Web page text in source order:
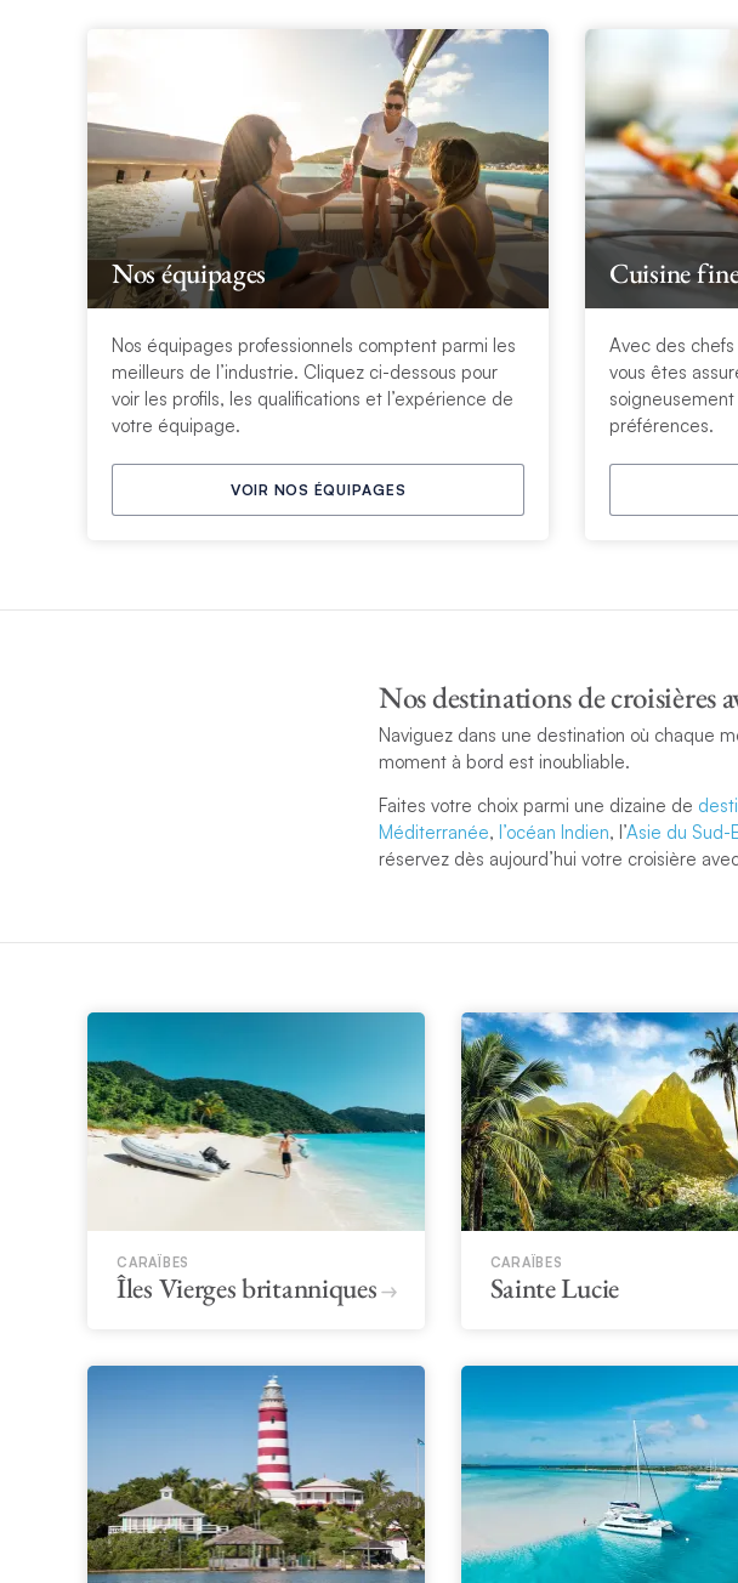
Nos équipages
Nos équipages professionnels comptent parmi les
meilleurs de l’industrie. Cliquez ci-dessous pour
voir les profils, les qualifications et l’expérience de
votre équipage.
VOIR NOS ÉQUIPAGES
Cuisine
Avec des
vous êtes
préférences.
Nos destinations de croisières
Naviguez dans une destination où chaque
moment à bord est inoubliable.
Faites votre choix parmi une dizaine de
Méditerranée, l’océan Indien, l’Asie du Sud-
réservez dès aujourd’hui votre croisière
CARAÏBES
Îles Vierges britanniques
CARAÏBES
Sainte Lucie